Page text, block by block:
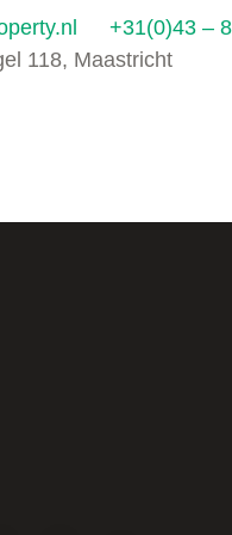
+31(0)43 –
118, Maastricht